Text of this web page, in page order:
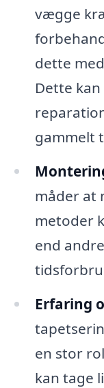
vægge
dette
Dette
gammelt
måder at
metoder
end
Erfaring
en stor
kan tage